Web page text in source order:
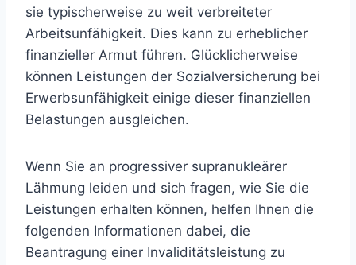
sie typischerweise zu weit verbreiteter
Arbeitsunfähigkeit. Dies kann zu erheblicher
finanzieller Armut führen. Glücklicherweise
können Leistungen der Sozialversicherung bei
Erwerbsunfähigkeit einige dieser finanziellen
Belastungen ausgleichen.
Wenn Sie an progressiver supranukleärer
Lähmung leiden und sich fragen, wie Sie die
Leistungen erhalten können, helfen Ihnen die
folgenden Informationen dabei, die
Beantragung einer Invaliditätsleistung zu